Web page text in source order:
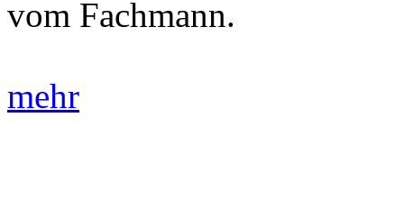
vom Fachmann.
mehr